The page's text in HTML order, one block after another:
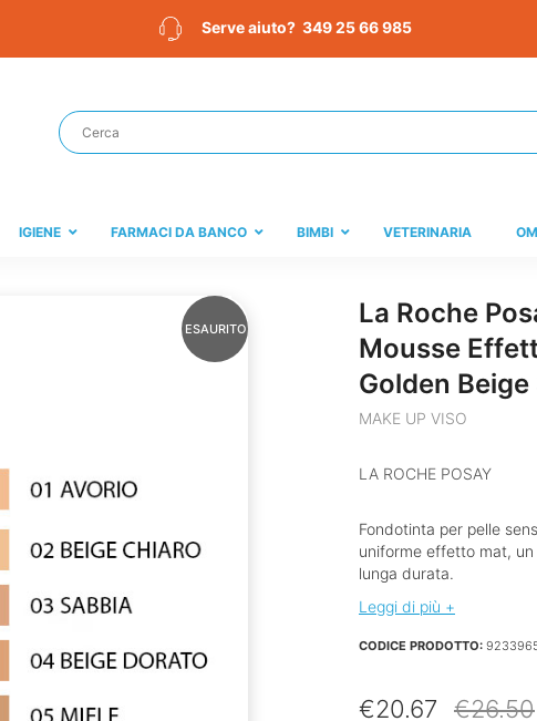
Serve aiuto? 349 25 66 985
IGIENE FARMACI DA BANCO BIMBI VETERINARIA
ESAURITO
La Roche
Mousse
Golden
MAKE UP VISO
LA ROCHE POSAY
Fondotinta per pelle
uniforme effetto mat,
lunga durata.
Leggi di più +
CODICE PRODOTTO:
€26.50Il
€20.67
Il